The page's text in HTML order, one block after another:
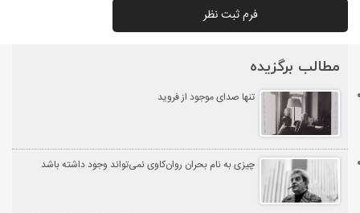
فرم ثبت نظر
مطالب برگزیده
تنها صدای موجود از فروید
چیزی به‌ نام بحران روان‌کاوی نمی‌تواند وجود داشته باشد